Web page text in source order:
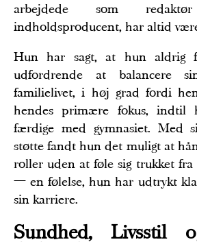
arbejdede som
indholdsproducent, har altid
Hun har sagt, at hun aldrig
udfordrende at balancere
familielivet, i høj grad fordi
hendes primære fokus, indtil
færdige med gymnasiet. Med
støtte fandt hun det muligt at
roller uden at føle sig trukket
— en følelse, hun har udtrykt
sin karriere.
Sundhed, Livsstil